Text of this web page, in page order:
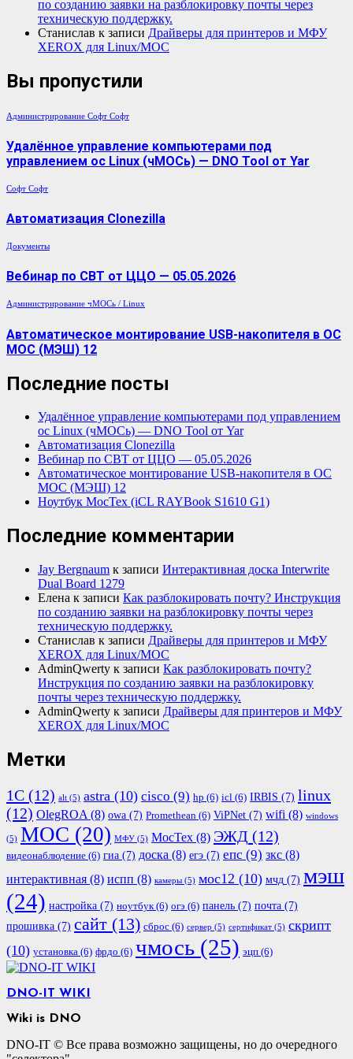
по созданию заявки на разблокировку почты через
техническую поддержку.
Станислав к записи Драйверы для принтеров и МФУ
XEROX для Linux/МОС
Вы пропустили
Администрирование Софт Софт
Удалённое управление компьютерами под
управлением ос Linux (чМОСь) — DNO Tool от Yar
Софт Софт
Автоматизация Clonezilla
Документы
Вебинар по СВТ от ЦЦО — 05.05.2026
Администрирование чМОСь / Linux
Автоматическое монтирование USB-накопителя в ОС
МОС (МЭШ) 12
Последние посты
Удалённое управление компьютерами под управлением
ос Linux (чМОСь) — DNO Tool от Yar
Автоматизация Clonezilla
Вебинар по СВТ от ЦЦО — 05.05.2026
Автоматическое монтирование USB-накопителя в ОС
МОС (МЭШ) 12
Ноутбук МосТех (iCL RAYBook S1610 G1)
Последние комментарии
Jay Bergnaum к записи Интерактивная доска Interwrite
Dual Board 1279
Елена к записи Как разблокировать почту? Инструкция
по созданию заявки на разблокировку почты через
техническую поддержку.
Станислав к записи Драйверы для принтеров и МФУ
XEROX для Linux/МОС
AdminQwerty к записи Как разблокировать почту?
Инструкция по созданию заявки на разблокировку
почты через техническую поддержку.
AdminQwerty к записи Драйверы для принтеров и МФУ
XEROX для Linux/МОС
Метки
1С (12) alt (5) astra (10) cisco (9) hp (6) icl (6) IRBIS (7) linux
(12) OlegROA (8) owa (7) Promethean (6) ViPNet (7) wifi (8) windows
(5) МОС (20) МФУ (5) МосТех (8) ЭЖД (12)
видеонаблюдение (6) гиа (7) доска (8) егэ (7) епс (9) зкс (8)
интерактивная (8) испп (8) камеры (5) мос12 (10) мчд (7) мэш
(24) настройка (7) ноутбук(6) огэ (6) панель (7) почта (7)
прошивка (7) сайт (13) сброс (6) сервер (5) сертификат (5) скрипт
(10) установка (6) фрдо (6) чмось (25) эцп (6)
DNO-IT WIKI
Wiki is DNO
DNO-IT © Все права возможно защищены, но до очередного